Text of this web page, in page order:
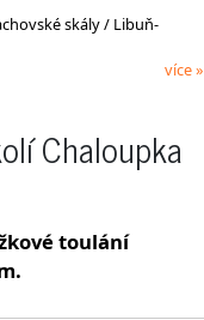
skály/ Libuň-
více »
Chaloupka
toulání